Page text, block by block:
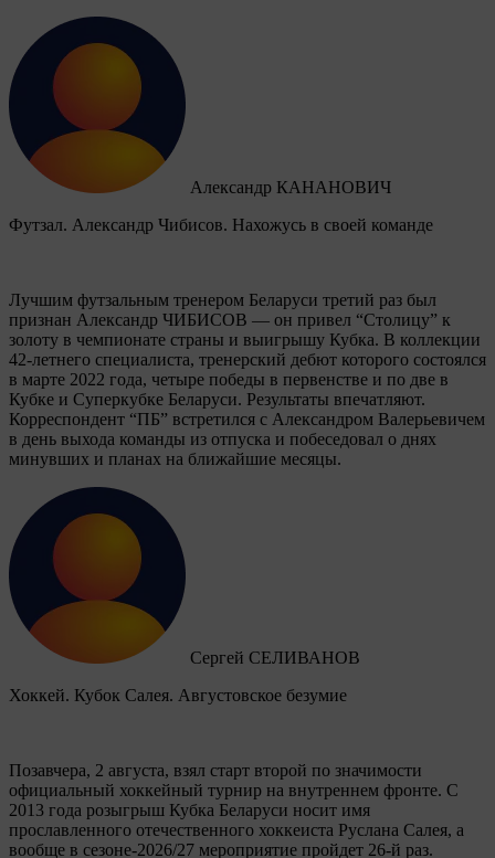
Александр КАНАНОВИЧ
Футзал. Александр Чибисов. Нахожусь в своей команде
Лучшим футзальным тренером Беларуси третий раз был
признан Александр ЧИБИСОВ — он привел “Столицу” к
золоту в чемпионате страны и выигрышу Кубка. В коллекции
42-летнего специалиста, тренерский дебют которого состоялся
в марте 2022 года, четыре победы в первенстве и по две в
Кубке и Суперкубке Беларуси. Результаты впечатляют.
Корреспондент “ПБ” встретился с Александром Валерьевичем
в день выхода команды из отпуска и побеседовал о днях
минувших и планах на ближайшие месяцы.
Сергей СЕЛИВАНОВ
Хоккей. Кубок Салея. Августовское безумие
Позавчера, 2 августа, взял старт второй по значимости
официальный хоккейный турнир на внутреннем фронте. C
2013 года розыгрыш Кубка Беларуси носит имя
прославленного отечественного хоккеиста Руслана Салея, а
вообще в сезоне-2026/27 мероприятие пройдет 26-й раз.